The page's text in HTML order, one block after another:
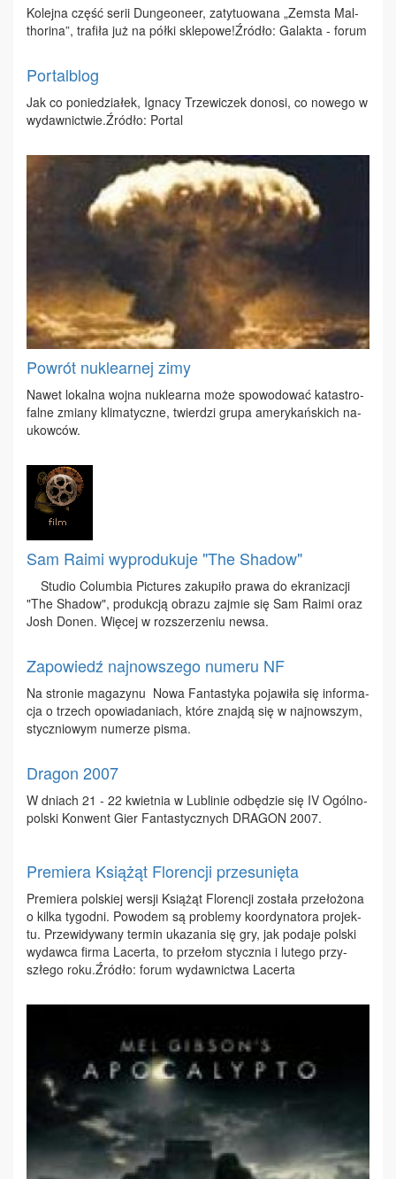
Ko­lej­na część se­rii Dun­ge­one­er, za­ty­tu­owa­na „Ze­msta Mal­
tho­ri­na”, tra­fi­ła już na pół­ki skle­po­we!Źró­dło: Ga­lak­ta - fo­rum
Portalblog
Jak co po­nie­dzia­łek, Igna­cy Trze­wi­czek do­no­si, co no­we­go w
wy­daw­nic­twie.Źró­dło: Por­tal
Powrót nuklearnej zimy
Na­wet lo­kal­na woj­na nu­kle­ar­na mo­że spo­wo­do­wać ka­ta­stro­
fal­ne zmia­ny kli­ma­tycz­ne, twier­dzi gru­pa ame­ry­kań­skich na­
ukow­ców.
Sam Raimi wyprodukuje "The Shadow"
Stu­dio Co­lum­bia Pic­tu­res za­ku­pi­ło pra­wa do ekra­ni­za­cji
"The Sha­dow", pro­duk­cją ob­ra­zu zaj­mie się Sam Ra­imi oraz
Josh Do­nen. Wię­cej w roz­sze­rze­niu new­sa.
Zapowiedź najnowszego numeru NF
Na stro­nie ma­ga­zy­nu No­wa Fan­ta­sty­ka po­ja­wi­ła się in­for­ma­
cja o trzech opo­wia­da­niach, któ­re znaj­dą się w naj­now­szym,
stycz­nio­wym nu­me­rze pi­sma.
Dragon 2007
W dniach 21 - 22 kwiet­nia w Lu­bli­nie od­bę­dzie się IV Ogól­no­
pol­ski Kon­went Gier Fan­ta­stycz­nych DRA­GON 2007.
Premiera Książąt Florencji przesunięta
Pre­mie­ra pol­skiej wer­sji Ksią­żąt Flo­ren­cji zo­sta­ła prze­ło­żo­na
o kil­ka ty­go­dni. Po­wo­dem są pro­ble­my ko­or­dy­na­to­ra pro­jek­
tu. Prze­wi­dy­wa­ny ter­min uka­za­nia się gry, jak po­da­je pol­ski
wy­daw­ca fir­ma La­cer­ta, to prze­łom stycz­nia i lu­te­go przy­
szłe­go ro­ku.Źró­dło: fo­rum wy­daw­nic­twa La­cer­ta